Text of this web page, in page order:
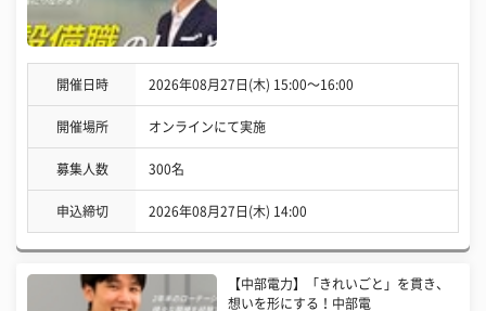
開催日時 2026年08月27日(木) 15:00〜16:00
開催場所 オンラインにて実施
募集人数 300名
申込締切 2026年08月27日(木) 14:00
【中部電力】「きれいごと」を貫き、
想いを形にする！中部電